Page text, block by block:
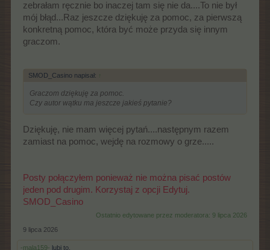
zebrałam ręcznie bo inaczej tam się nie da....To nie był
mój błąd...Raz jeszcze dziękuję za pomoc, za pierwszą
konkretną pomoc, która być może przyda się innym
graczom.
SMOD_Casino napisał: ↑
Graczom dziękuję za pomoc.
Czy autor wątku ma jeszcze jakieś pytanie?
Dziękuję, nie mam więcej pytań....następnym razem
zamiast na pomoc, wejdę na rozmowy o grze.....
Posty połączyłem ponieważ nie można pisać postów
jeden pod drugim. Korzystaj z opcji Edytuj.
SMOD_Casino
Ostatnio edytowane przez moderatora: 9 lipca 2026
9 lipca 2026
-mala159- lubi to.